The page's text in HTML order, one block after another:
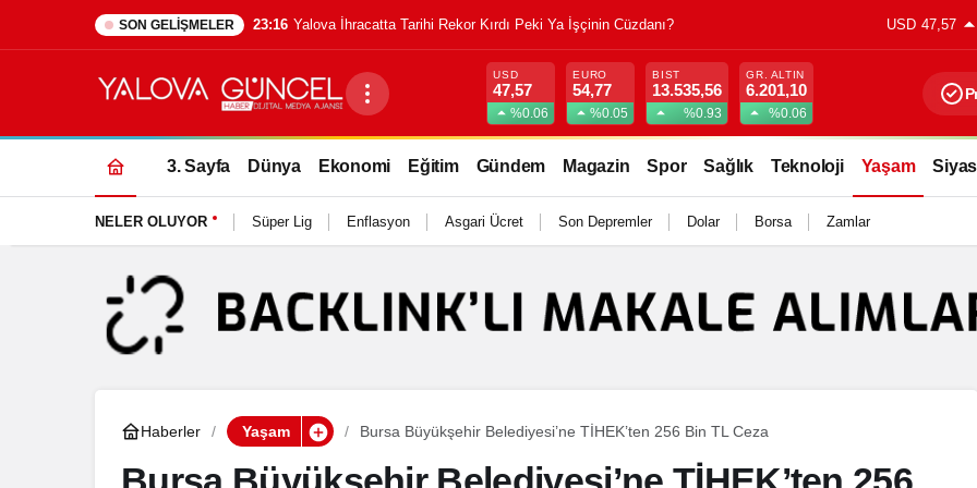
SON GELIŞMELER 23:16 Yalova İhracatta Tarihi Rekor Kırdı Peki Ya İşçinin Cüzdanı? USD 47,57
USD
47,57
%0.06
EURO
54,77
%0.05
BIST
13.535,56
%0.93
GR. ALTIN
6.201,10
%0.06
3. Sayfa Dünya Ekonomi Eğitim Gündem Magazin Spor Sağlık Teknoloji Yaşam
NELER OLUYOR Süper Lig Enflasyon Asgari Ücret Son Depremler Dolar Borsa Zamlar
Haberler Yaşam Bursa Büyükşehir Belediyesi’ne TİHEK’ten 256 Bin TL Ceza